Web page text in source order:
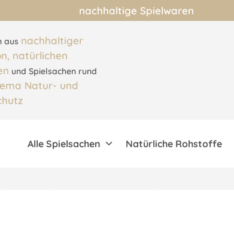
nachhaltige Spielwaren
aus nachhaltiger
natürlichen
und Spielsachen rund
Natur- und
Alle Spielsachen Natürliche Rohstoffe